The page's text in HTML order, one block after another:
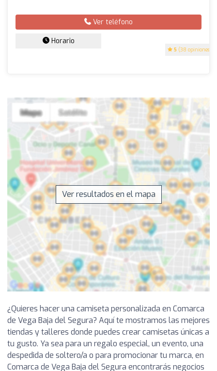
5 (38 opiniones)
Ver teléfono
Horario
Ver resultados en el mapa
¿Quieres hacer una camiseta personalizada en Comarca
de Vega Baja del Segura? Aquí te mostramos las mejores
tiendas y talleres donde puedes crear camisetas únicas a
tu gusto. Ya sea para un regalo especial, un evento, una
despedida de soltero/a o para promocionar tu marca, en
Comarca de Vega Baja del Segura encontrarás negocios